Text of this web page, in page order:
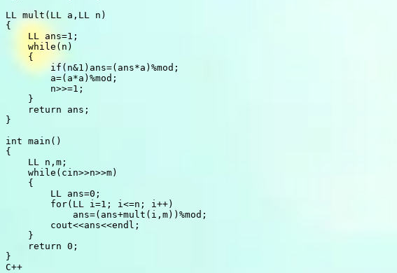
LL mult ( LL a , LL n )
{
    LL ans
=1 ;
while ( n )
{
if ( n&1 ) ans=( ans*a ) %mod ;
        a
=(a*a ) %mod ;
        n
>>=1 ;
}
return ans ;
}
int main ( )
{
    LL n
, m ;
while ( cin>>n>>m)
{
        LL ans
=0 ;
for( LL i =1 ; i <=n ; i ++)
            ans
=( ans+mult ( i , m) ) %mod ;
        cout
<<ans<<endl ;
}
return 0 ;
}
C++